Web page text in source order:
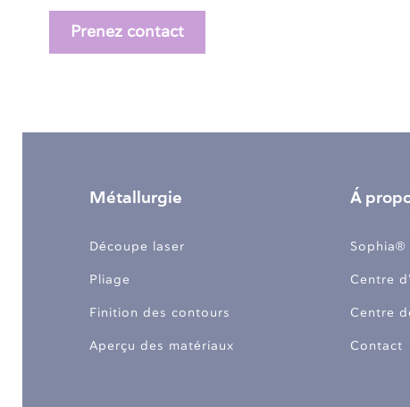
Prenez contact
Métallurgie
Découpe laser
Pliage
Finition des contours
Aperçu des matériaux
Á
Sophia®
Centre
Centre
Contact